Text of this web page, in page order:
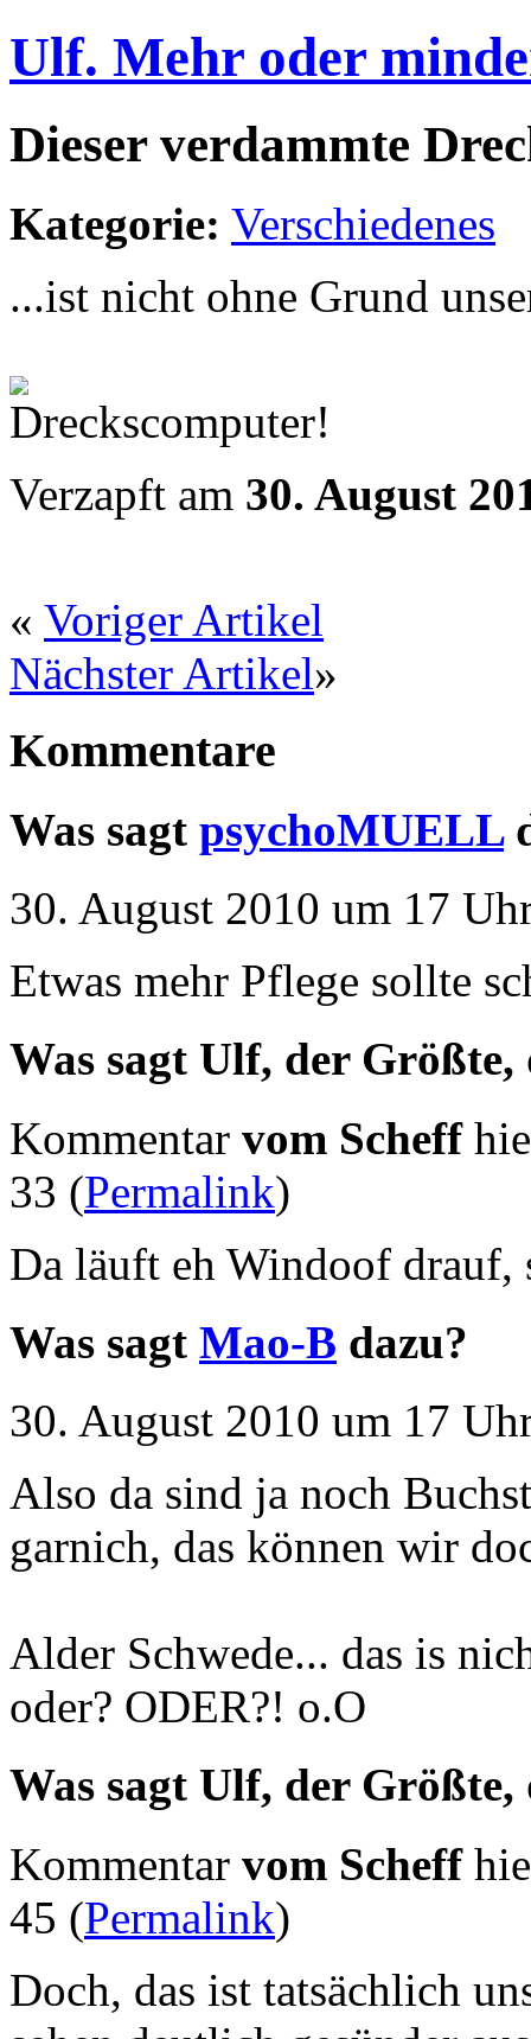
Ulf. Mehr oder
Dieser verdammte
Kategorie: Verschiedenes
...ist nicht ohne Grund
Verzapft am 30. August
« Voriger Artikel
Nächster Artikel»
Kommentare
Was sagt psychoMUELL
30. August 2010 um 17
Etwas mehr Pflege sollte
Was sagt Ulf, der Größte,
Kommentar vom Scheff
33 (Permalink)
Da läuft eh Windoof
Was sagt Mao-B dazu?
30. August 2010 um 17
Also da sind ja noch
garnich, das können wir
Alder Schwede... das is
oder? ODER?! o.O
Was sagt Ulf, der Größte,
Kommentar vom Scheff
45 (Permalink)
Doch, das ist tatsächlich